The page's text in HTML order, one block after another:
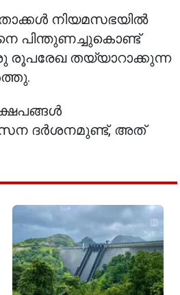
നിയമസഭയിൽ
പിന്തുണച്ചുകൊണ്ട്
രൂപരേഖ തയ്യാറാക്കുന്ന
ദർശനമുണ്ട്, അത്